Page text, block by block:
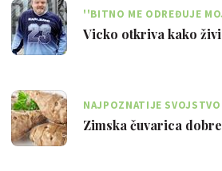
''BITNO ME ODREĐUJE
DA GA SE NE SLUŠA I NE
Vicko otkriva kako
NAJPOZNATIJE
STIMULACIJA RASTA
Zimska čuvarica